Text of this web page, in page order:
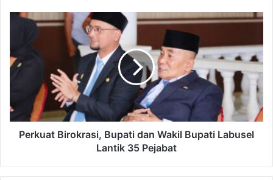
Perkuat Birokrasi, Bupati dan Wakil Bupati Labusel
Lantik 35 Pejabat